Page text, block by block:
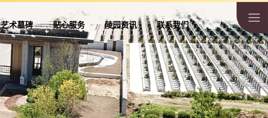
艺术墓碑 贴心服务 陵园资讯 联系我们